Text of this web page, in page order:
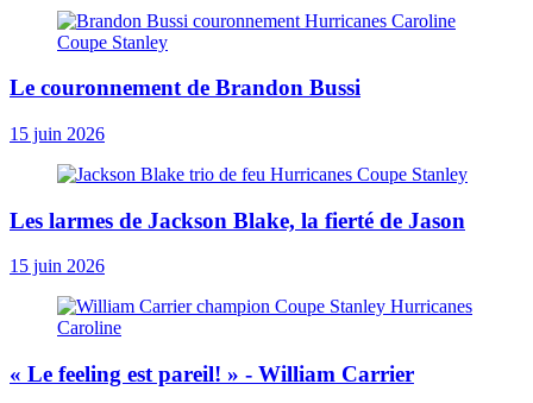
Le couronnement de Brandon Bussi
15 juin 2026
Les larmes de Jackson Blake, la fierté de Jason
15 juin 2026
« Le ­feeling est pareil! » - William Carrier